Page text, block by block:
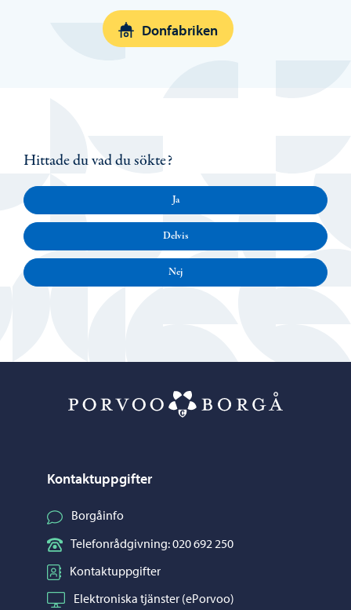
Donfabriken
Hittade du vad du sökte?
Ja
Delvis
Nej
Kontaktuppgifter
Borgåinfo
Telefonrådgivning: 020 692 250
Kontaktuppgifter
Elektroniska tjänster (ePorvoo)